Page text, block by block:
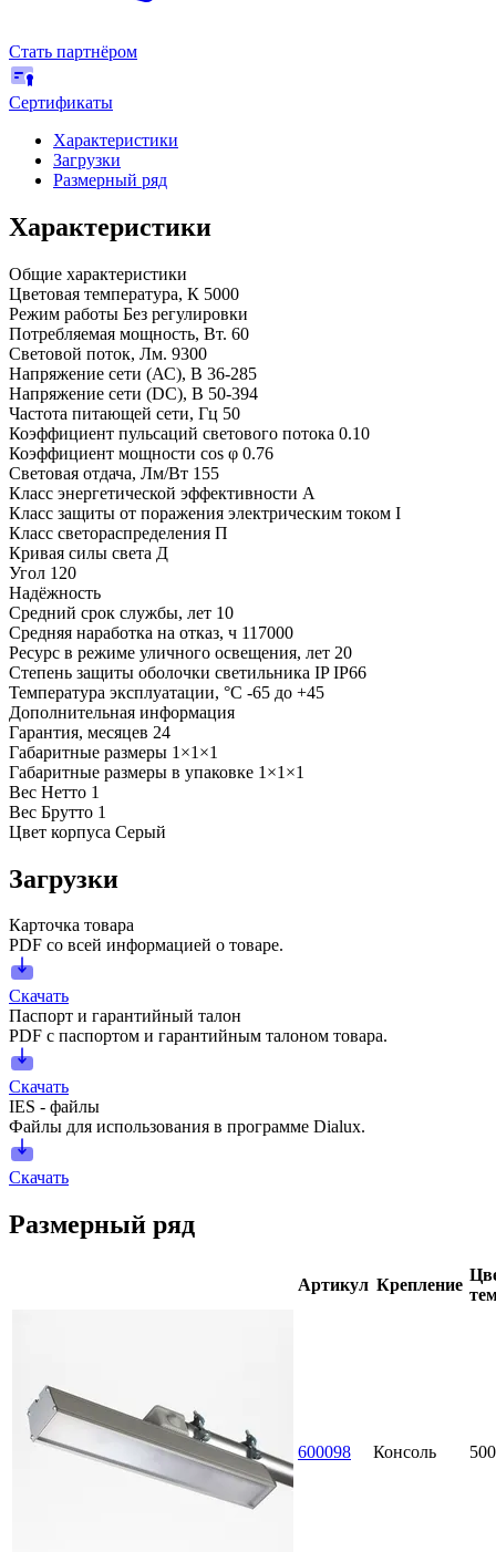
Стать партнёром
Сертификаты
Характеристики
Загрузки
Размерный ряд
Характеристики
Общие характеристики
Цветовая температура, К 5000
Режим работы Без регулировки
Потребляемая мощность, Вт. 60
Световой поток, Лм. 9300
Напряжение сети (АС), В 36-285
Напряжение сети (DC), В 50-394
Частота питающей сети, Гц 50
Коэффициент пульсаций светового потока 0.10
Коэффициент мощности cos φ 0.76
Световая отдача, Лм/Вт 155
Класс энергетической эффективности A
Класс защиты от поражения электрическим током I
Класс светораспределения П
Кривая силы света Д
Угол 120
Надёжность
Средний срок службы, лет 10
Средняя наработка на отказ, ч 117000
Ресурс в режиме уличного освещения, лет 20
Степень защиты оболочки светильника IP IP66
Температура эксплуатации, °С -65 до +45
Дополнительная информация
Гарантия, месяцев 24
Габаритные размеры 1×1×1
Габаритные размеры в упаковке 1×1×1
Вес Нетто 1
Вес Брутто 1
Цвет корпуса Серый
Загрузки
Карточка товара
PDF со всей информацией о товаре.
Скачать
Паспорт и гарантийный талон
PDF с паспортом и гарантийным талоном товара.
Скачать
IES - файлы
Файлы для использования в программе Dialux.
Скачать
Размерный ряд
Артикул Крепление
600098 Консоль